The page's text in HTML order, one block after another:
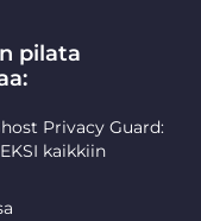
pilata
Privacy Guard:
kaikkiin